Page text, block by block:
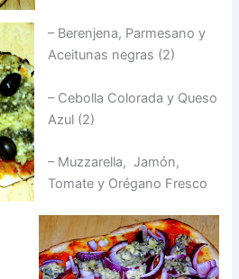
– Berenjena, Parmesano y
Aceitunas negras (2)
– Cebolla Colorada y Queso
Azul (2)
– Muzzarella, Jamón,
Tomate y Orégano Fresco